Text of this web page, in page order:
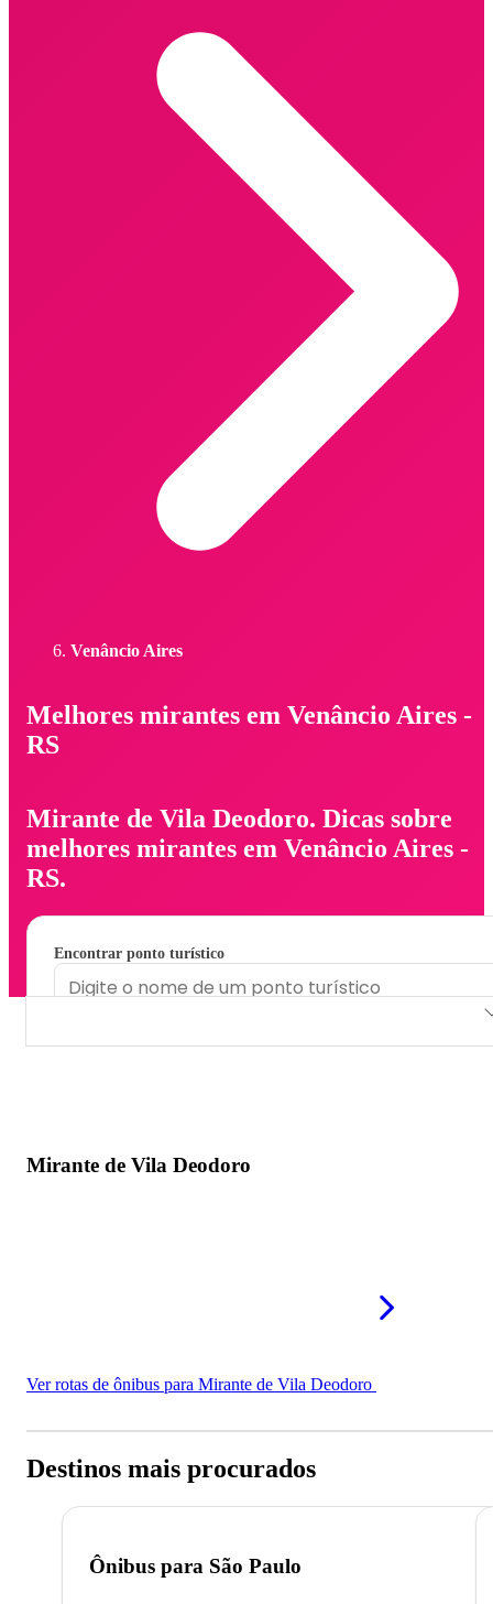
Venâncio Aires
Melhores mirantes em Venâncio Aires -
RS
Mirante de Vila Deodoro. Dicas sobre
melhores mirantes em Venâncio Aires -
RS.
Encontrar ponto turístico
Mirante de Vila Deodoro
Ver rotas de ônibus para Mirante de Vila Deodoro
Destinos mais procurados
Ônibus para São Paulo